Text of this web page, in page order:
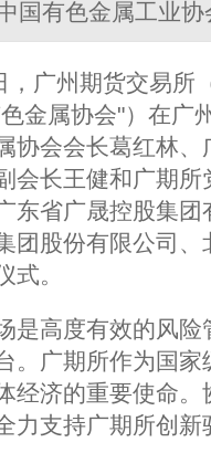
国有色金属工业
广州期货交易所
金属协会"）在广
协会会长葛红林
会长王健和广期
东省广晟控股集
团股份有限公司
式。
高度有效的风险
。广期所作为国
经济的重要使命
力支持广期所创